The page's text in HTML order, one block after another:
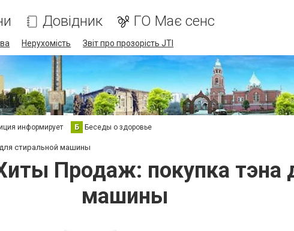
Довідник ГО Має сенс
Нерухомість Звіт про прозорість JTI
информирует Б Беседы о здоровье
стиральной машины
Продаж: покупка тэна
машины